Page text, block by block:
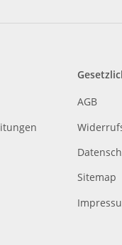
AGB
Sitemap